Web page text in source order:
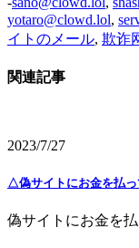
yotaro@clowd.lol,
イトのメール, 欺诈
関連記事
2023/7/27
△偽サイトにお金を払っ
偽サイトにお金を